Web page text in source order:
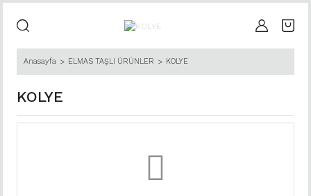
Anasayfa ELMAS TAŞLI ÜRÜNLER KOLYE
KOLYE